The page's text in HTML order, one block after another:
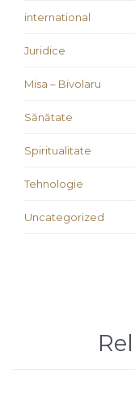
international
Juridice
Misa – Bivolaru
Sănătate
Spiritualitate
Tehnologie
Uncategorized